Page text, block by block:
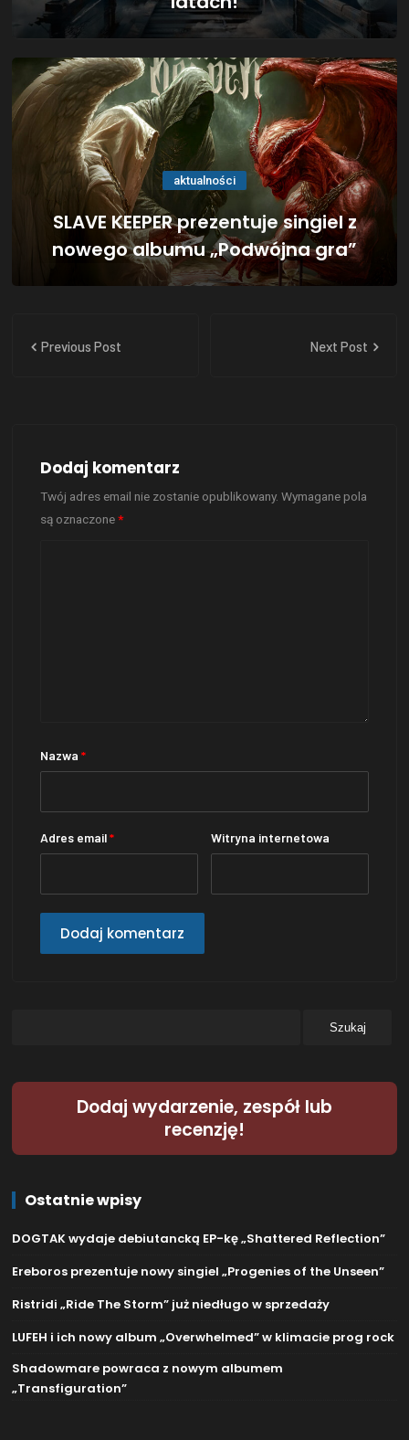
aktualności
SLAVE KEEPER prezentuje singiel z
nowego albumu „Podwójna gra”
Previous Post Next Post
Dodaj komentarz
Twój adres email nie zostanie opublikowany. Wymagane pola
są oznaczone*
Nazwa*
Adres email* Witryna internetowa
Dodaj wydarzenie, zespół lub
recenzję!
Ostatnie wpisy
DOGTAK wydaje debiutancką EP-kę „Shattered Reflection”
Ereboros prezentuje nowy singiel „Progenies of the Unseen”
Ristridi „Ride The Storm” już niedługo w sprzedaży
LUFEH i ich nowy album „Overwhelmed” w klimacie prog rock
Shadowmare powraca z nowym albumem
„Transfiguration”